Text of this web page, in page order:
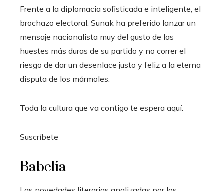
Frente a la diplomacia sofisticada e inteligente, el
brochazo electoral. Sunak ha preferido lanzar un
mensaje nacionalista muy del gusto de las
huestes más duras de su partido y no correr el
riesgo de dar un desenlace justo y feliz a la eterna
disputa de los mármoles.
Toda la cultura que va contigo te espera aquí.
Suscríbete
Babelia